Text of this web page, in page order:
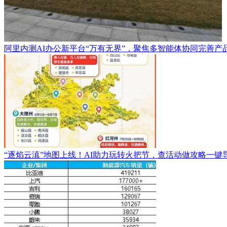
阿里内测AI办公新平台“万有无界”，聚焦多智能体协同完善产
“逐焰云滇”地图上线！AI助力玩转火把节，查活动做攻略一键